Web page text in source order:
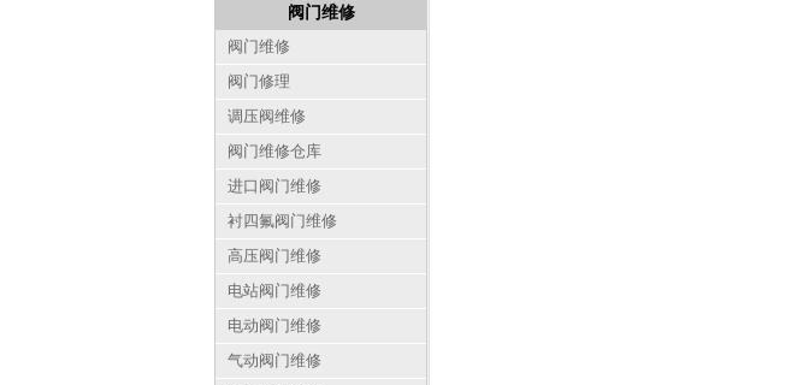
阀门维修
阀门维修
阀门修理
调压阀维修
阀门维修仓库
进口阀门维修
衬四氟阀门维修
高压阀门维修
电站阀门维修
电动阀门维修
气动阀门维修